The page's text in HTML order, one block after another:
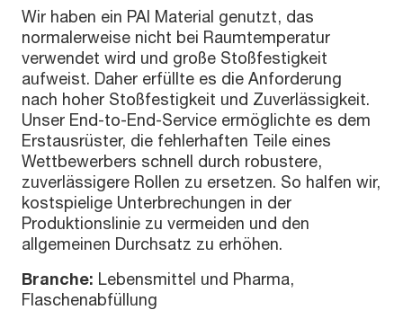
Wir haben ein PAI Material genutzt, das
normalerweise nicht bei Raumtemperatur
verwendet wird und große Stoßfestigkeit
aufweist. Daher erfüllte es die Anforderung
nach hoher Stoßfestigkeit und Zuverlässigkeit.
Unser End-to-End-Service ermöglichte es dem
Erstausrüster, die fehlerhaften Teile eines
Wettbewerbers schnell durch robustere,
zuverlässigere Rollen zu ersetzen. So halfen wir,
kostspielige Unterbrechungen in der
Produktionslinie zu vermeiden und den
allgemeinen Durchsatz zu erhöhen.
Branche: Lebensmittel und Pharma,
Flaschenabfüllung